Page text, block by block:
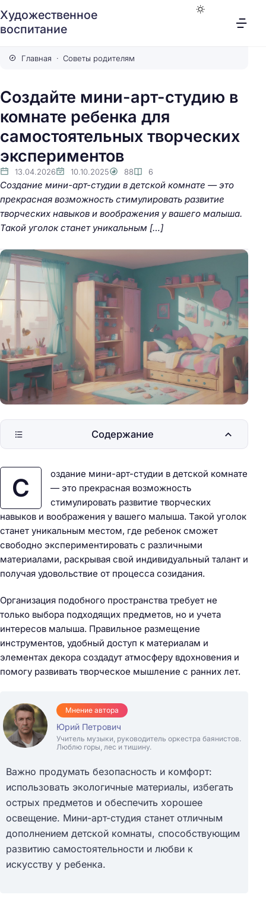
Художественное
воспитание
Главная Советы родителям
Создайте мини-арт-студию в
комнате ребенка для
самостоятельных творческих
экспериментов
13.04.2026 10.10.2025 88 6
Создание мини-арт-студии в детской комнате — это
прекрасная возможность стимулировать развитие
творческих навыков и воображения у вашего малыша.
Такой уголок станет уникальным […]
С
оздание мини-арт-студии в детской комнате
— это прекрасная возможность
стимулировать развитие творческих
навыков и воображения у вашего малыша. Такой уголок
станет уникальным местом, где ребенок сможет
свободно экспериментировать с различными
материалами, раскрывая свой индивидуальный талант и
получая удовольствие от процесса созидания.
Организация подобного пространства требует не
только выбора подходящих предметов, но и учета
интересов малыша. Правильное размещение
инструментов, удобный доступ к материалам и
элементах декора создадут атмосферу вдохновения и
помогу развивать творческое мышление с ранних лет.
Мнение автора
Юрий Петрович
Учитель музыки, руководитель оркестра баянистов.
Люблю горы, лес и тишину.
Важно продумать безопасность и комфорт:
использовать экологичные материалы, избегать
острых предметов и обеспечить хорошее
освещение. Мини-арт-студия станет отличным
дополнением детской комнаты, способствующим
развитию самостоятельности и любви к
искусству у ребенка.
Содержание